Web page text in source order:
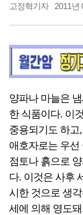
고정혁기자 2011년
양파나 마늘은
한 식품이다. 이
중용되기도 하고
애호자로는 우선
점토나 흙으로
다. 이것은 사후
시한 것으로 생
세에 의해 영도